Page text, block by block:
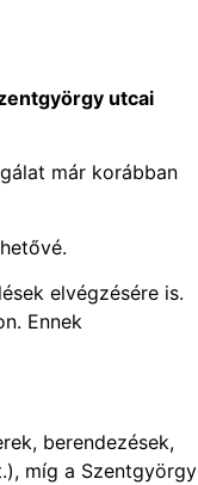
utcai
már korábban
elvégzésére is.
Ennek
berendezések,
míg a Szentgyörgy